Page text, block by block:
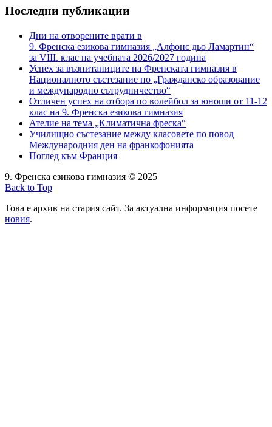
Последни публикации
Дни на отворените врати в
9. Френска езикова гимназия „Алфонс дьо Ламартин“
за VIII. клас на учебната 2026/2027 година
Успех за възпитаниците на Френската гимназия в
Националното състезание по „Гражданско образование
и международно сътрудничество“
Отличен успех на отбора по волейбол за юноши от 11-12
клас на 9. Френска езикова гимназия
Ателие на тема „Климатична фреска“
Училищно състезание между класовете по повод
Международния ден на франкофонията
Поглед към Франция
9. Френска езикова гимназия © 2025
Back to Top
Това е архив на стария сайт. За актуална информация посете
новия.